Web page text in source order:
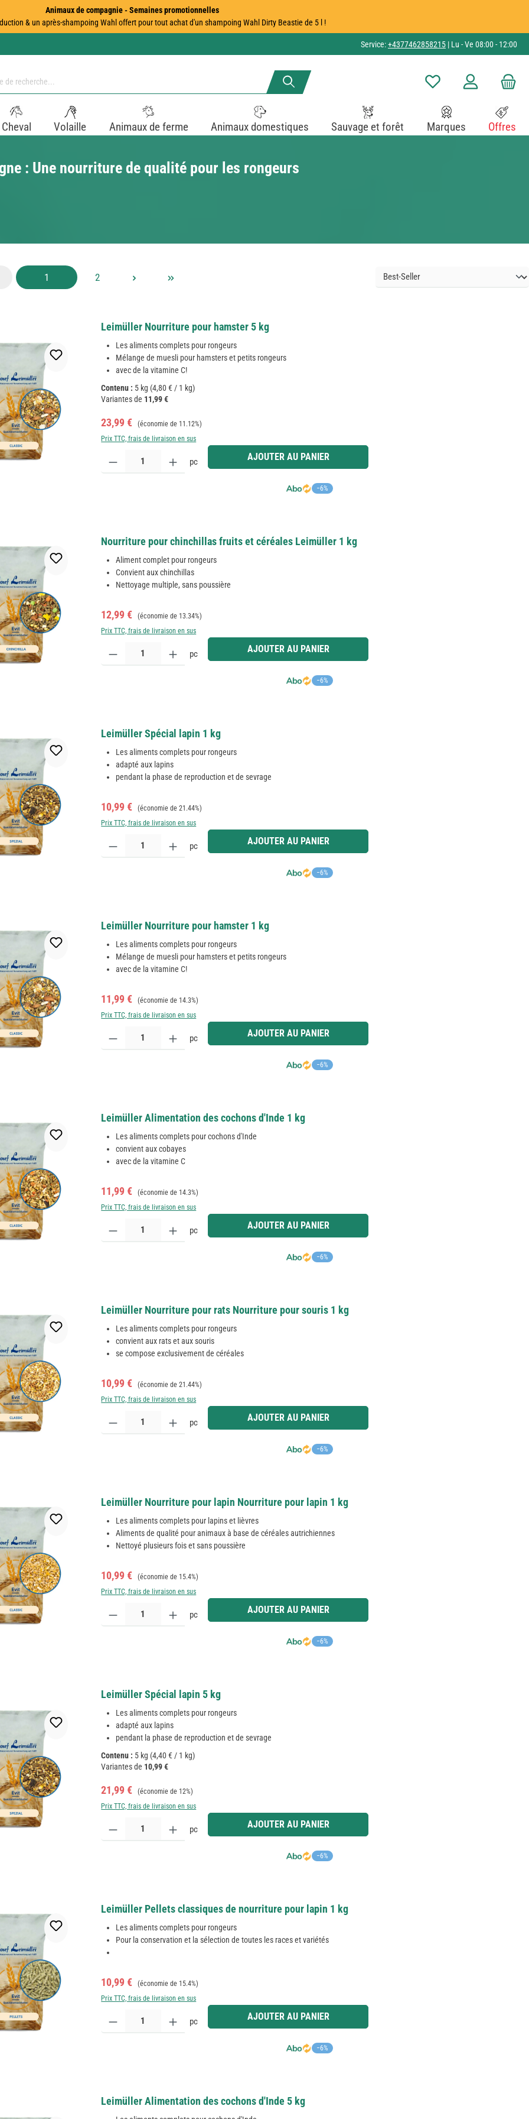
Animaux de compagnie - Semaines promotionnelles
& un après-shampoing Wahl offert pour tout achat d'un shampoing Wahl Dirty Beastie de 5 l !
Service:+4377462858215 | Lu - Ve 08:00 - 12:00
Vous avez 0 articles dans
Cheval Volaille Animaux de ferme Animaux domestiques Sauvage et forêt Marques Offres
: Une nourriture de qualité pour les rongeurs
Page
1 Page
2
Leimüller Nourriture pour hamster 5 kg
Les aliments complets pour rongeurs
Mélange de muesli pour hamsters et petits rongeurs
avec de la vitamine C!
Contenu : 5 kg (4,80 € / 1 kg)
Variantes de 11,99 €
Prix de vente :
23,99 € Prix régulier :
(économie de 11.12%)
Prix TTC, frais de livraison en sus
−6%
Quantité de produit : Entrez la quantité souhaitée ou utilisez les boutons pour augmenter ou diminuer la quantité.
pc AJOUTER AU PANIER
Nourriture pour chinchillas fruits et céréales Leimüller 1 kg
Aliment complet pour rongeurs
Convient aux chinchillas
Nettoyage multiple, sans poussière
Prix de vente :
12,99 € Prix régulier :
(économie de 13.34%)
Prix TTC, frais de livraison en sus
−6%
Quantité de produit : Entrez la quantité souhaitée ou utilisez les boutons pour augmenter ou diminuer la quantité.
pc AJOUTER AU PANIER
Leimüller Spécial lapin 1 kg
Les aliments complets pour rongeurs
adapté aux lapins
pendant la phase de reproduction et de sevrage
Prix de vente :
10,99 € Prix régulier :
(économie de 21.44%)
Prix TTC, frais de livraison en sus
−6%
Quantité de produit : Entrez la quantité souhaitée ou utilisez les boutons pour augmenter ou diminuer la quantité.
pc AJOUTER AU PANIER
Leimüller Nourriture pour hamster 1 kg
Les aliments complets pour rongeurs
Mélange de muesli pour hamsters et petits rongeurs
avec de la vitamine C!
Prix de vente :
11,99 € Prix régulier :
(économie de 14.3%)
Prix TTC, frais de livraison en sus
−6%
Quantité de produit : Entrez la quantité souhaitée ou utilisez les boutons pour augmenter ou diminuer la quantité.
pc AJOUTER AU PANIER
Leimüller Alimentation des cochons d'Inde 1 kg
Les aliments complets pour cochons d'Inde
convient aux cobayes
avec de la vitamine C
Prix de vente :
11,99 € Prix régulier :
(économie de 14.3%)
Prix TTC, frais de livraison en sus
−6%
Quantité de produit : Entrez la quantité souhaitée ou utilisez les boutons pour augmenter ou diminuer la quantité.
pc AJOUTER AU PANIER
Leimüller Nourriture pour rats Nourriture pour souris 1 kg
Les aliments complets pour rongeurs
convient aux rats et aux souris
se compose exclusivement de céréales
Prix de vente :
10,99 € Prix régulier :
(économie de 21.44%)
Prix TTC, frais de livraison en sus
−6%
Quantité de produit : Entrez la quantité souhaitée ou utilisez les boutons pour augmenter ou diminuer la quantité.
pc AJOUTER AU PANIER
Leimüller Nourriture pour lapin Nourriture pour lapin 1 kg
Les aliments complets pour lapins et lièvres
Aliments de qualité pour animaux à base de céréales autrichiennes
Nettoyé plusieurs fois et sans poussière
Prix de vente :
10,99 € Prix régulier :
(économie de 15.4%)
Prix TTC, frais de livraison en sus
−6%
Quantité de produit : Entrez la quantité souhaitée ou utilisez les boutons pour augmenter ou diminuer la quantité.
pc AJOUTER AU PANIER
Leimüller Spécial lapin 5 kg
Les aliments complets pour rongeurs
adapté aux lapins
pendant la phase de reproduction et de sevrage
Contenu : 5 kg (4,40 € / 1 kg)
Variantes de 10,99 €
Prix de vente :
21,99 € Prix régulier :
(économie de 12%)
Prix TTC, frais de livraison en sus
−6%
Quantité de produit : Entrez la quantité souhaitée ou utilisez les boutons pour augmenter ou diminuer la quantité.
pc AJOUTER AU PANIER
Leimüller Pellets classiques de nourriture pour lapin 1 kg
Les aliments complets pour rongeurs
Pour la conservation et la sélection de toutes les races et variétés
Prix de vente :
10,99 € Prix régulier :
(économie de 15.4%)
Prix TTC, frais de livraison en sus
−6%
Quantité de produit : Entrez la quantité souhaitée ou utilisez les boutons pour augmenter ou diminuer la quantité.
pc AJOUTER AU PANIER
Leimüller Alimentation des cochons d'Inde 5 kg